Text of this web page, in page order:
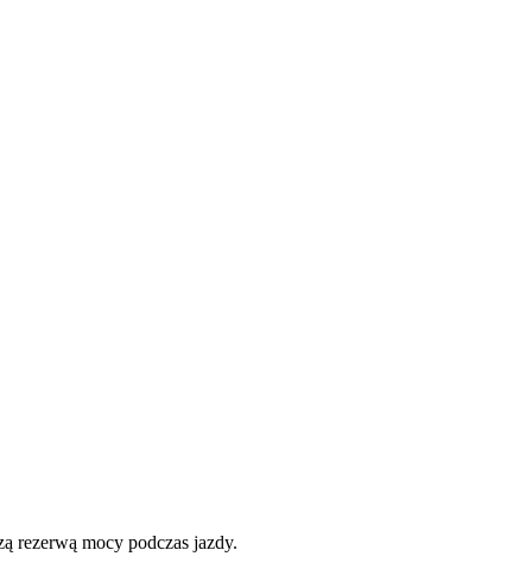
rezerwą mocy podczas jazdy.